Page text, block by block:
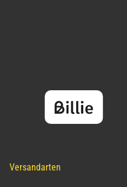
Versandarten